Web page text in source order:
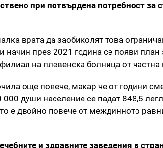
при потвърдена потребност за
врата да заобиколят това
начин през 2021 година се появи план
на плевенска болница от частна
още повече, макар че от години
души население се падат 848,5
е двойно повече от междинното
и здравните заведения в